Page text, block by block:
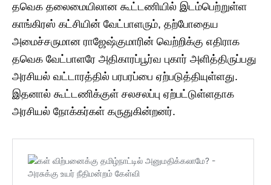
தவெக தலைமையிலான கூட்டணியில் இடம்பெற்றுள்ள
காங்கிரஸ் கட்சியின் வேட்பாளரும், தற்போதைய
அமைச்சருமான ராஜேஷ்குமாரின் வெற்றிக்கு எதிராக
தவெக வேட்பாளரே அதிகாரப்பூர்வ புகார் அளித்திருப்பது
அரசியல் வட்டாரத்தில் பரபரப்பை ஏற்படுத்தியுள்ளது.
இதனால் கூட்டணிக்குள் சலசலப்பு ஏற்பட்டுள்ளதாக
அரசியல் நோக்கர்கள் கருதுகின்றனர்.